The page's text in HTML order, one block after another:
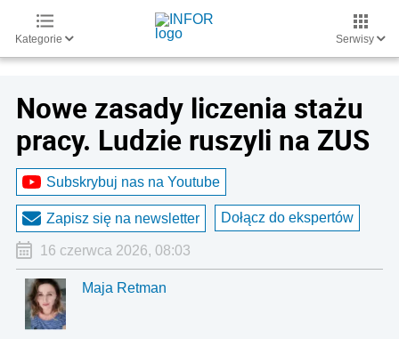
Kategorie Serwisy
Nowe zasady liczenia stażu
pracy. Ludzie ruszyli na ZUS
Subskrybuj nas na Youtube
Zapisz się na newsletter Dołącz do ekspertów
16 czerwca 2026, 08:03
Maja Retman